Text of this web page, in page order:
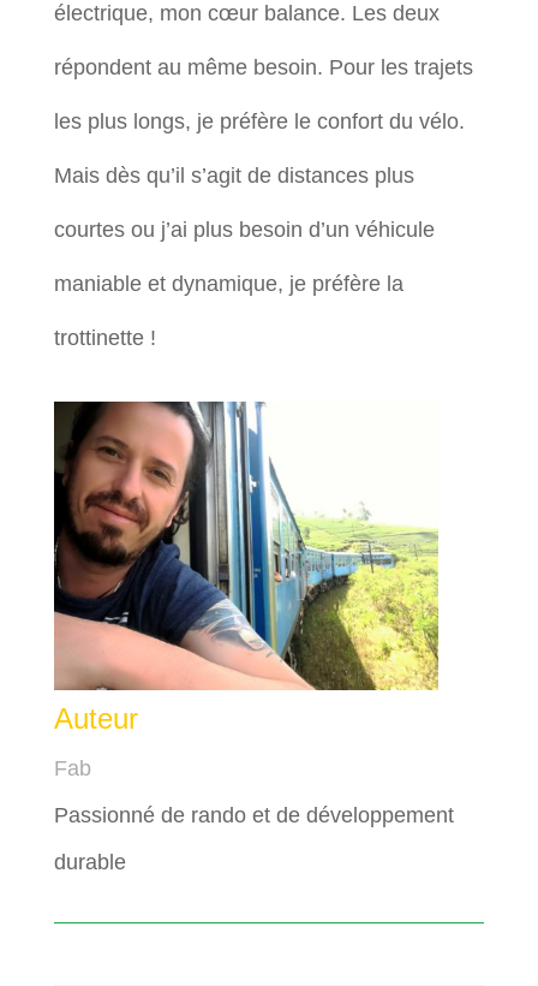
électrique, mon cœur balance. Les deux
répondent au même besoin. Pour les trajets
les plus longs, je préfère le confort du vélo.
Mais dès qu’il s’agit de distances plus
courtes ou j’ai plus besoin d’un véhicule
maniable et dynamique, je préfère la
trottinette !
Auteur
Fab
Passionné de rando et de développement
durable